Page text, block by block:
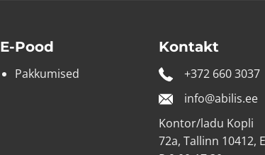
E-Pood
Pakkumised
Kontakt
+372 660 3037
info@abilis.ee
Kontor/ladu Kopli
72a, Tallinn 10412,